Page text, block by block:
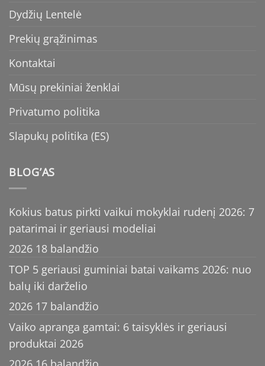
Dydžių Lentelė
Prekių grąžinimas
Kontaktai
Mūsų prekiniai ženklai
Privatumo politika
Slapukų politika (ES)
BLOG’AS
Kokius batus pirkti vaikui mokyklai rudenį 2026: 7
patarimai ir geriausi modeliai
2026 18 balandžio
TOP 5 geriausi guminiai batai vaikams 2026: nuo
balų iki darželio
2026 17 balandžio
Vaiko apranga gamtai: 6 taisyklės ir geriausi
produktai 2026